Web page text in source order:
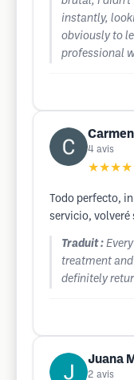
instantly,
obviously to
professional
4 avis
Todo perfecto,
servicio, volveré
Traduit :
treatment
definitely
Juana
2 avis